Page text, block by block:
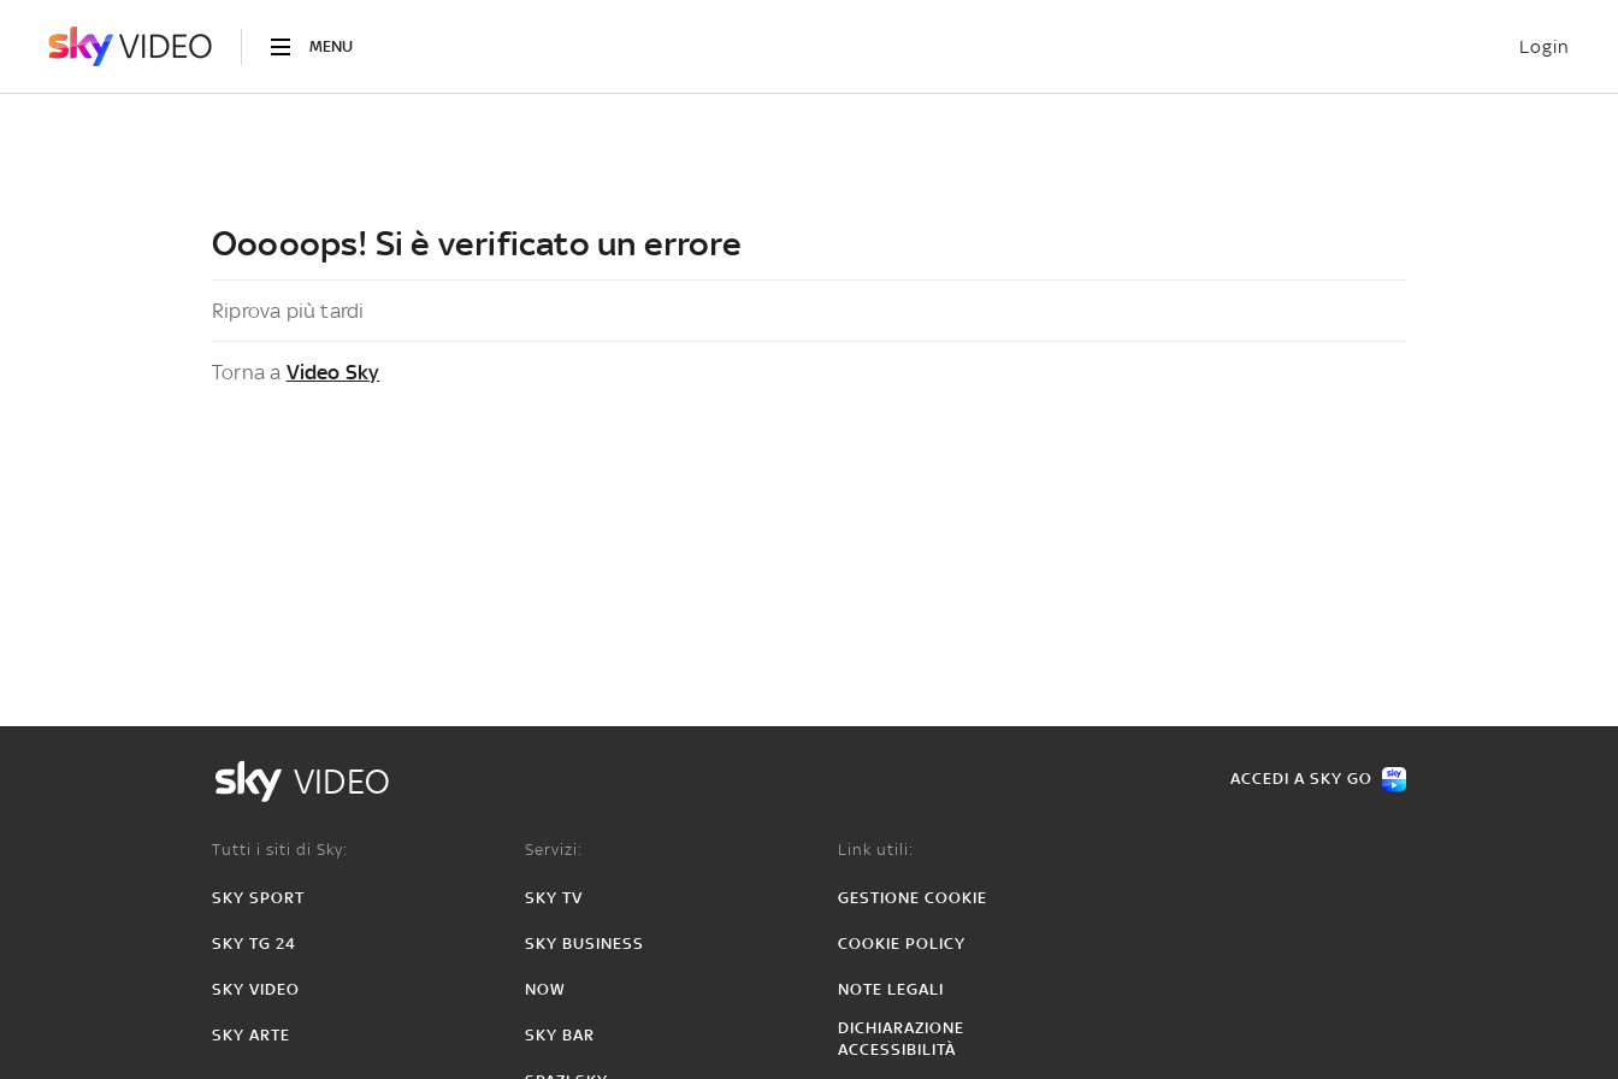
MENU Login
Ooooops! Si è verificato un errore
Riprova più tardi
Torna a Video Sky
VIDEO ACCEDI A SKY GO
Tutti i siti di Sky:
SKY SPORT
SKY TG 24
SKY VIDEO
SKY ARTE
Servizi:
SKY TV
SKY BUSINESS
NOW
SKY BAR
Link utili:
GESTIONE COOKIE
COOKIE POLICY
NOTE LEGALI
DICHIARAZIONE
ACCESSIBILITÀ